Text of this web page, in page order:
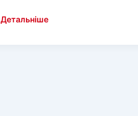
Фахівець
Детальніше